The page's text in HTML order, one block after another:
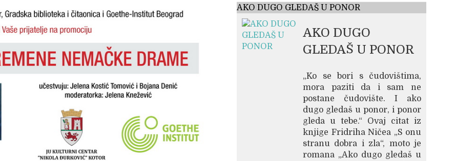
AKO DUGO GLEDAŠ U PONOR
AKO DUGO
GLEDAŠ U PONOR
„Ko se bori s čudovištima,
mora paziti da i sam ne
postane čudovište. I ako
dugo gledaš u ponor, i ponor
gleda u tebe.“ Ovaj citat iz
knjige Fridriha Ničea „S onu
stranu dobra i zla“, moto je
romana „Ako dugo gledaš u